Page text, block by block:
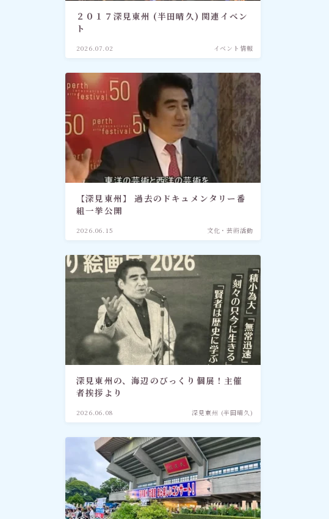
２０１７深見東州 (半田晴久) 関連イベン
ト
2026.07.02 イベント情報
【深見東州】 過去のドキュメンタリー番
組一挙公開
2026.06.15 文化・芸術活動
深見東州の、海辺のびっくり個展！主催
者挨拶より
2026.06.08 深見東州 (半田晴久)